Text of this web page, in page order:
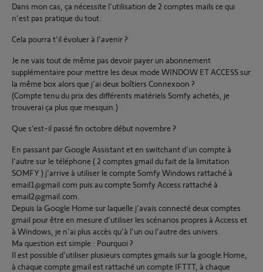
Dans mon cas, ça nécessite l'utilisation de 2 comptes mails ce qui
n'est pas pratique du tout.
Cela pourra t'il évoluer à l'avenir ?
Je ne vais tout de même pas devoir payer un abonnement
supplémentaire pour mettre les deux mode WINDOW ET ACCESS sur
la même box alors que j'ai deux boîtiers Connexoon ?
(Compte tenu du prix des différents matériels Somfy achetés, je
trouverai ça plus que mesquin.)
Que s’est-il passé fin octobre début novembre ?
En passant par Google Assistant et en switchant d'un compte à
l'autre sur le téléphone ( 2 comptes gmail du fait de la limitation
SOMFY ) j'arrive à utiliser le compte Somfy Windows rattaché à
email1@gmail.com puis au compte Somfy Access rattaché à
email2@gmail.com.
Depuis la Google Home sur laquelle j'avais connecté deux comptes
gmail pour être en mesure d'utiliser les scénarios propres à Access et
à Windows, je n'ai plus accès qu'à l'un ou l'autre des univers.
Ma question est simple : Pourquoi ?
Il est possible d'utiliser plusieurs comptes gmails sur la google Home,
à chaque compte gmail est rattaché un compte IFTTT, à chaque